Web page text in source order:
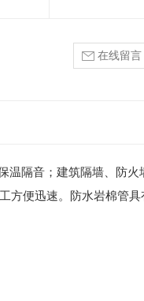
保温板销售批发厂家
在线留言
隔音；建筑隔墙、防火
方便迅速。防水岩棉管